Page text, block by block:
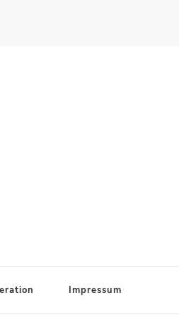
Impressum